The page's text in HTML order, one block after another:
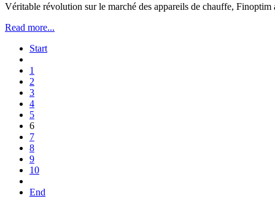
Véritable révolution sur le marché des appareils de chauffe,
Read more...
Start
1
2
3
4
5
6
7
8
9
10
End